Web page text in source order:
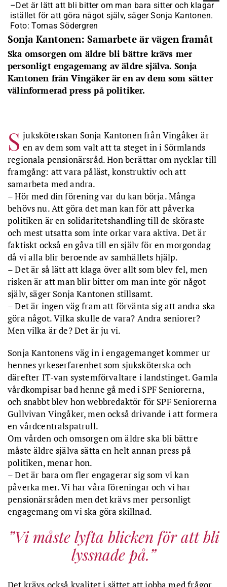
–Det är lätt att bli bitter om man bara sitter och klagar
istället för att göra något själv, säger Sonja Kantonen.
Foto: Tomas Södergren
Sonja Kantonen: Samarbete är vägen framåt
Ska omsorgen om äldre bli bättre krävs mer
personligt engagemang av äldre själva. Sonja
Kantonen från Vingåker är en av dem som sätter
välinformeradpress på politiker.
S juksköterskan Sonja Kantonen från Vingåker är
en av dem som valt att ta steget in i Sörmlands
regionala pensionärsråd. Hon berättar om nycklar till
framgång: att vara påläst, konstruktiv och att
samarbeta med andra.
– Hör med din förening var du kan börja. Många
behövs nu. Att göra det man kan för att påverka
politiken är en solidaritetshandling till de sköraste
och mest utsatta som inte orkar vara aktiva. Det är
faktiskt också en gåva till en själv för en morgondag
då vi alla blir beroende av samhällets hjälp.
– Det är så lätt att klaga över allt som blev fel, men
risken är att man blir bitter om man inte gör något
själv, säger Sonja Kantonen stillsamt.
– Det är ingen väg fram att förvänta sig att andra ska
göra något. Vilka skulle de vara? Andra seniorer?
Men vilka är de? Det är ju vi.
Sonja Kantonens väg in i engagemanget kommer ur
hennes yrkeserfarenhet som sjuksköterska och
därefter IT-van systemförvaltare i landstinget. Gamla
vårdkompisar bad henne gå med i SPF Seniorerna,
och snabbt blev hon webbredaktör för SPF Seniorerna
Gullvivan Vingåker, men också drivande i att formera
en vårdcentralspatrull.
Om vården och omsorgen om äldre ska bli bättre
måste äldre själva sätta en helt annan press på
politiken, menar hon.
– Det är bara om fler engagerar sig som vi kan
påverka mer. Vi har våra föreningar och vi har
pensionärsråden men det krävs mer personligt
engagemang om vi ska göra skillnad.
Vi måste lyfta blicken för att bli
lyssnade på.